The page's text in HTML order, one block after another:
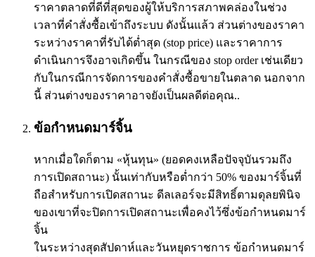
ราคาตลาดที่ดีที่สุดของผู้ให้บริการสภาพคล่องในช่วง
เวลาที่คำสั่งซื้อเข้าถึงระบบ ดังนั้นแล้ว ส่วนต่างของราคา
ระหว่างราคาที่รับได้ต่ำสุด (stop price) และราคาการ
ดำเนินการจึงอาจเกิดขึ้น ในกรณีของ stop order เช่นเดียว
กับในกรณีการจัดการของคำสั่งซื้อขายในตลาด นอกจาก
นี้ ส่วนต่างของราคาอาจยังเป็นผลดีต่อคุณ..
ข้อกำหนดมาร์จิ้น
หากเมื่อใดก็ตาม «หุ้นทุน» (ยอดคงเหลือปัจจุบันรวมถึง
การเปิดสถานะ) นั้นเท่ากับหรือต่ำกว่า 50% ของมาร์จิ้นที่
ถือสำหรับการเปิดสถานะ ดีลเลอร์จะมีสิทธิ์ตามดุลยพินิจ
ของเขาที่จะปิดการเปิดสถานะเพื่อคงไว้ซึ่งข้อกำหนดมาร์
จิ้น
ในระหว่างสุดสัปดาห์และวันหยุดราชการ ข้อกำหนดมาร์